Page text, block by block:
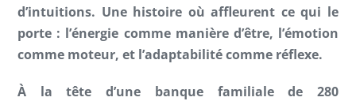
d’intuitions. Une histoire où affleurent ce qui le
porte : l’énergie comme manière d’être, l’émotion
comme moteur, et l’adaptabilité comme réflexe.
À la tête d’une banque familiale de 280